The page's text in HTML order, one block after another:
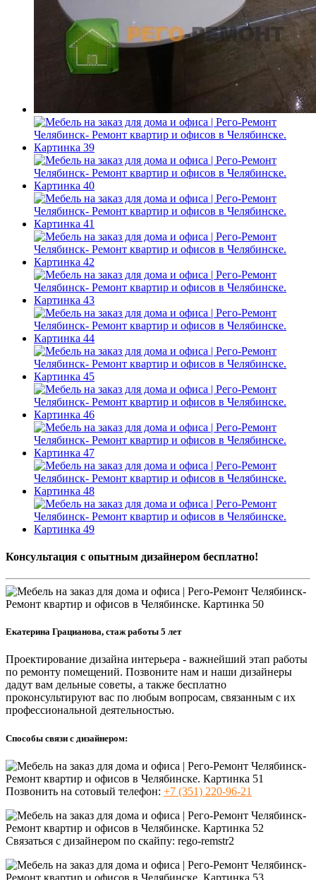
Консультация с опытным дизайнером бесплатно!
Екатерина Грацианова, стаж работы 5 лет
Проектирование дизайна интерьера - важнейший этап работы
по ремонту помещений. Позвоните нам и наши дизайнеры
дадут вам дельные советы, а также бесплатно
проконсультируют вас по любым вопросам, связанным с их
профессиональной деятельностью.
Способы связи с дизайнером:
Позвонить на сотовый телефон: +7 (351) 220-96-21
Связаться с дизайнером по скайпу: rego-remstr2